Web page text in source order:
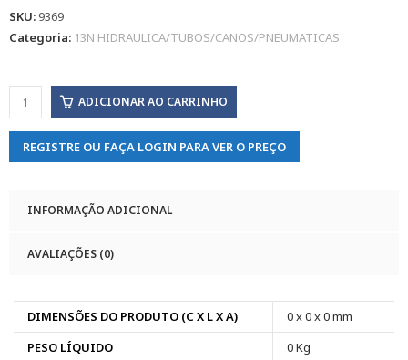
SKU:9369
Categoria: 13N HIDRAULICA/TUBOS/CANOS/PNEUMATICAS
ADICIONAR AO CARRINHO
REGISTRE OU FAÇA LOGIN PARA VER O PREÇO
INFORMAÇÃO ADICIONAL
AVALIAÇÕES (0)
DIMENSÕES DO PRODUTO (C X L X A)
0 x 0 x 0 mm
PESO LÍQUIDO
0 Kg